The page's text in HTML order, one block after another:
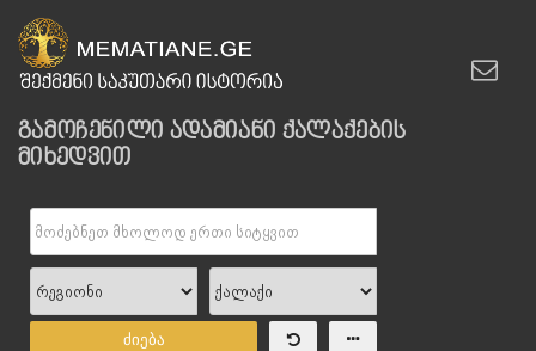
გამოჩენილი ადამიანი ქალაქების
მიხედვით
ძიება